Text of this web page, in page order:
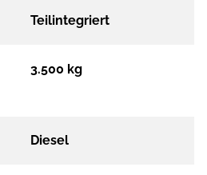
Teilintegriert
3.500 kg
Diesel